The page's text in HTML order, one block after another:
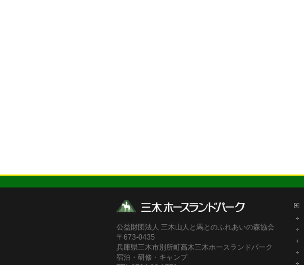
公益財団法人 三木山人と馬とのふれあいの森協会
〒673-0435
兵庫県三木市別所町高木三木ホースランドパーク
宿泊・研修・キャンプ